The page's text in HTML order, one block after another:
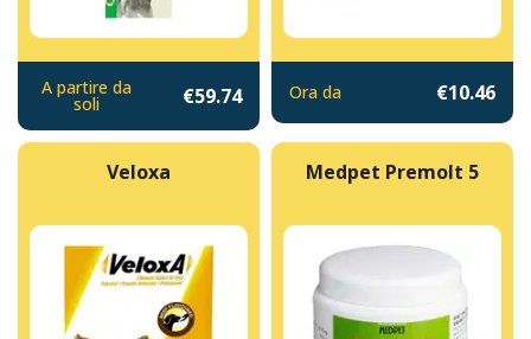
A partire da
soli €59.74 Ora da €10.46
Veloxa Medpet Premolt 5